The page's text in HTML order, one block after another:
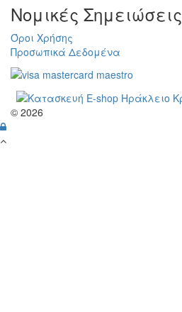
Νομικές Σημειώσεις
Όροι Χρήσης
Προσωπικά Δεδομένα
© 2026